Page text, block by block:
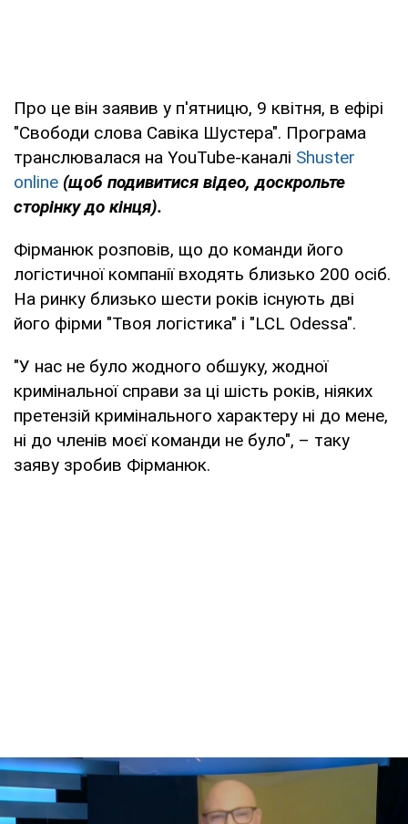
Про це він заявив у п'ятницю, 9 квітня, в ефірі
"Свободи слова Савіка Шустера". Програма
транслювалася на YouTube-каналі Shuster
online (щоб подивитися відео, доскрольте
сторінку до кінця).
Фірманюк розповів, що до команди його
логістичної компанії входять близько 200 осіб.
На ринку близько шести років існують дві
його фірми "Твоя логістика" і "LCL Odessa".
"У нас не було жодного обшуку, жодної
кримінальної справи за ці шість років, ніяких
претензій кримінального характеру ні до мене,
ні до членів моєї команди не було", – таку
заяву зробив Фірманюк.